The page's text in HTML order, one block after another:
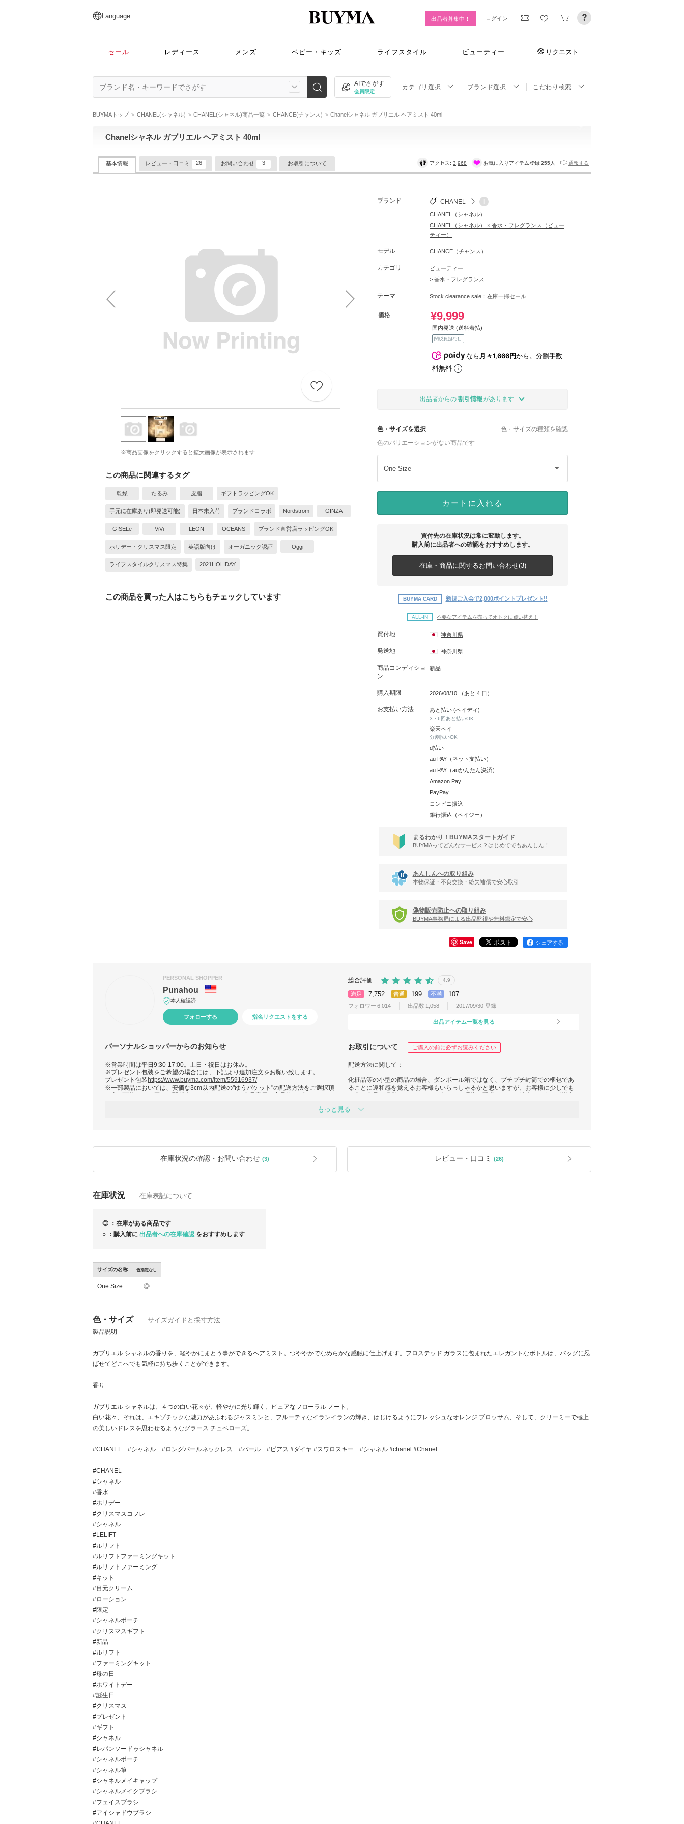
日本語
English
简体中文
繁體中文
Language 出品者募集中！ ログイン
セール レディース メンズ ベビー・キッズ ライフスタイル ビューティー リクエスト
AIでさがす
会員限定
カテゴリ選択 ブランド選択 こだわり検索
BUYMAトップ CHANEL(シャネル) CHANEL(シャネル)商品一覧 CHANCE(チャンス) Chanelシャネル ガブリエル ヘアミスト 40ml
Chanelシャネル ガブリエル ヘアミスト 40ml
基本情報 レビュー・口コミ 26 お問い合わせ 3 お取引について アクセス:3,968 お気に入りアイテム登録:255人 通報する
※商品画像をクリックすると拡大画像が表示されます
この商品に関連するタグ
乾燥 たるみ 皮脂 ギフトラッピングOK
手元に在庫あり(即発送可能) 日本未入荷 ブランドコラボ Nordstrom GINZA
GISELe ViVi LEON OCEANS ブランド直営店ラッピングOK
ホリデー・クリスマス限定 英語版向け オーガニック認証 Oggi
ライフスタイルクリスマス特集 2021HOLIDAY
この商品を買った人はこちらもチェックしています
ブランド CHANEL i
CHANEL（シャネル）
CHANEL（シャネル） × 香水・フレグランス（ビュー
ティー）
モデル CHANCE（チャンス）
カテゴリ
ビューティー
> 香水・フレグランス
テーマ Stock clearance sale：在庫一掃セール
価格 ¥9,999
国内発送 (送料着払)
関税負担なし
なら月々1,666円から。分割手数
料無料
出品者からの 割引情報 があります
色・サイズを選択
色・サイズの種類を確認
色のバリエーションがない商品です
One Size
カートに入れる
買付先の在庫状況は常に変動します。
購入前に出品者への確認をおすすめします。
在庫・商品に関するお問い合わせ(3)
BUYMA CARD 新規ご入会で2,000ポイントプレゼント!!
ALL-IN 不要なアイテムを売ってオトクに買い替え！
買付地 神奈川県
発送地 神奈川県
商品コンディショ
ン
新品
購入期限 2026/08/10 （あと 4 日）
お支払い方法 あと払い (ペイディ)
3・6回あと払いOK
楽天ペイ
分割払いOK
d払い
au PAY（ネット支払い）
au PAY（auかんたん決済）
Amazon Pay
PayPay
コンビニ振込
銀行振込（ペイジー）
まるわかり！BUYMAスタートガイド
BUYMAってどんなサービス？はじめてでもあんしん！
あんしんへの取り組み
本物保証・不良交換・紛失補償で安心取引
偽物販売防止への取り組み
BUYMA事務局による出品監視や無料鑑定で安心
Save シェアする
PERSONAL SHOPPER
Punahou
本人確認済
フォローする 指名リクエストをする
総合評価 4.9
満足 7,752 普通 199 不満 107
フォロワー 6,014 出品数 1,058 2017/09/30 登録
出品アイテム一覧を見る
パーソナルショッパーからのお知らせ お取引について ご購入の前に必ずお読みください
※営業時間は平日9:30-17:00。土日・祝日はお休み。
※プレゼント包装をご希望の場合には、下記より追加注文をお願い致します。
プレゼント包装 https://www.buyma.com/item/55916937/
※一部製品においては、安価な3cm以内配送の"ゆうパケット"の配送方法をご選択頂
く事が可能です。厚さの関係上、"ゆうパケット"は商品専用の商品箱・ブランドショ
※在庫状況により発送地が異なりますので、正確な発送地を確認されたい場合、ご
https://www.buyma.com/item/94473601/
※BuymaHPに記載されている規約をご一読下さい。
配送方法に関して：
化粧品等の小型の商品の場合、ダンボール箱ではなく、プチプチ封筒での梱包であ
ることに違和感を覚えるお客様もいらっしゃるかと思いますが、お客様に少しでも
お安く商品を提供するため、また少しでも環境に配慮するため以上のような発送方
恐れ入りますがあらかじめご了承の上、ご注文をお願いいたします。もし、お箱で
来しました！
もっと見る
在庫状況の確認・お問い合わせ (3) レビュー・口コミ (26)
在庫状況 在庫表記について
◎ ：在庫がある商品です
○ ：購入前に 出品者への在庫確認 をおすすめします
サイズの名称 色指定なし
One Size ◎
色・サイズ サイズガイドと採寸方法
製品説明
ガブリエル シャネルの香りを、軽やかにまとう事ができるヘアミスト。つややかでなめらかな感触に仕上げます。フロステッド ガラスに包まれたエレガントなボトルは、バッグに忍
ばせてどこへでも気軽に持ち歩くことができます。
香り
ガブリエル シャネルは、４つの白い花々が、軽やかに光り輝く、ピュアなフローラル ノート。
白い花々、それは、エキゾチックな魅力があふれるジャスミンと、フルーティなイランイランの輝き、はじけるようにフレッシュなオレンジ ブロッサム、そして、クリーミーで極上
の美しいドレスを思わせるようなグラース チュベローズ。
#CHANEL #シャネル #ロングパールネックレス #パール #ピアス #ダイヤ #スワロスキー #シャネル #chanel #Chanel
#CHANEL
#シャネル
#香水
#ホリデー
#クリスマスコフレ
#シャネル
#LELIFT
#ルリフト
#ルリフトファーミングキット
#ルリフトファーミング
#キット
#目元クリーム
#ローション
#限定
#シャネルポーチ
#クリスマスギフト
#新品
#ルリフト
#ファーミングキット
#母の日
#ホワイトデー
#誕生日
#クリスマス
#プレゼント
#ギフト
#シャネル
#レパンソードゥシャネル
#シャネルポーチ
#シャネル筆
#シャネルメイキャップ
#シャネルメイクブラシ
#フェイスブラシ
#アイシャドウブラシ